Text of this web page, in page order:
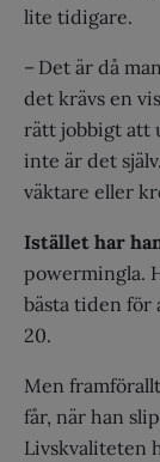
lite tidigare.
– Det är då
det krävs en
rätt jobbigt att
inte är det
väktare eller
Istället har
powermingla.
bästa tiden för
20.
Men
får, när han
Livskvaliteten